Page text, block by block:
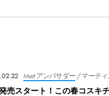
Mart アンバサダー / マーティ
売スタート！この春コスキ